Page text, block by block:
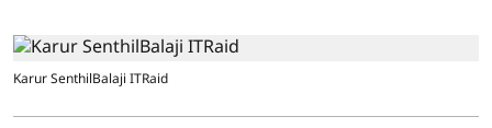
Karur SenthilBalaji ITRaid